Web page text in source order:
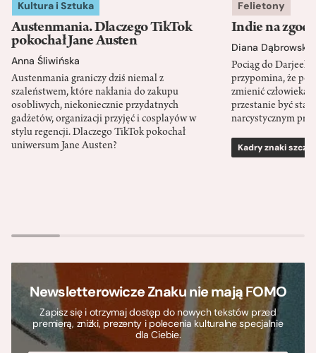
Kultura i Sztuka
Austenmania. Dlaczego TikTok
pokochał Jane Austen
Anna Śliwińska
Austenmania graniczy dziś niemal z
szaleństwem, które nakłania do zakupu
osobliwych, niekoniecznie przydatnych
gadżetów, organizacji przyjęć i cosplayów w
stylu regencji. Dlaczego TikTok pokochał
uniwersum Jane Austen?
Felietony
Indie na
Diana Dąbrowska
Pociąg do
przypomina, że
zmienić człowieka
przestanie być
narcystycznym
Kadry znaki
Newsletterowicze Znaku nie mają FOMO
Zapisz się i otrzymaj dostęp do nowych tekstów przed
premierą, zniżki, prezenty i polecenia kulturalne specjalnie
dla Ciebie.